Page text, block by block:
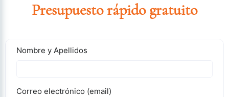
Presupuesto rápido gratuito